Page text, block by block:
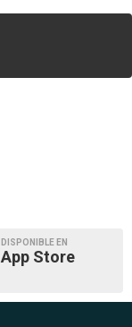
DISPONIBLE EN
App Store